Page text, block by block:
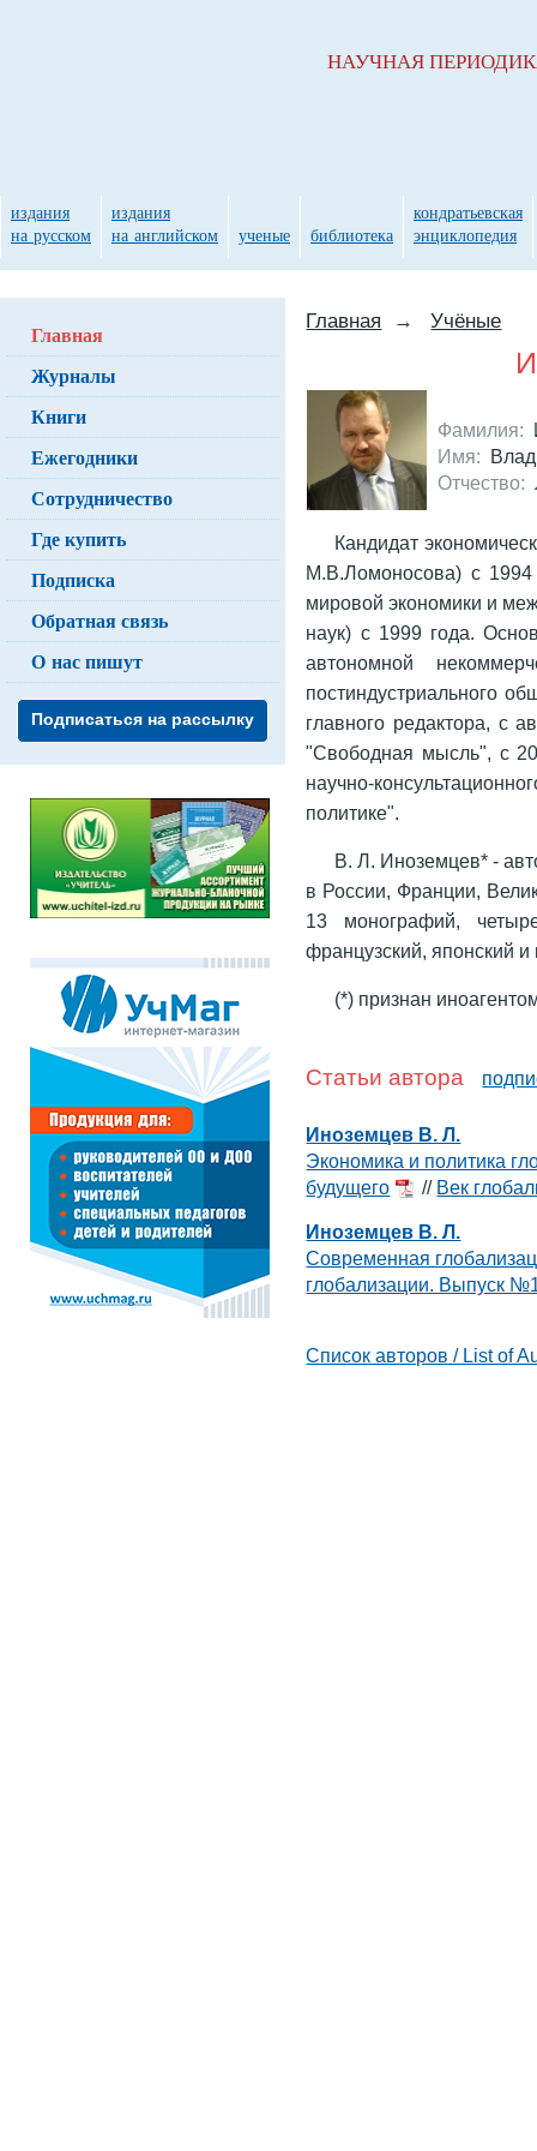
Главная → Учёные
Фамилия:
Имя:
Отчество:
Кандидат
М.В.Ломоносова) с 1994
мировой экономики и
наук) с 1999 года.
автономной
постиндустриального
главного редактора, с
"Свободная мысль", с
научно-
политике".
В. Л. Иноземцев* -
в России, Франции,
13 монографий,
французский, японский и
(*) признан
Статьи автора
Иноземцев В. Л.
Экономика и политика
будущего
// Век
Иноземцев В. Л.
Современная
глобализации. Выпуск
Список авторов / List of
Главная
Журналы
Книги
Ежегодники
Сотрудничество
Где купить
Подписка
Обратная связь
О нас пишут
Подписаться на рассылку
НАУЧНАЯ
издания
на русском
издания
на английском
ученые библиотека
кондратьевская
энциклопедия